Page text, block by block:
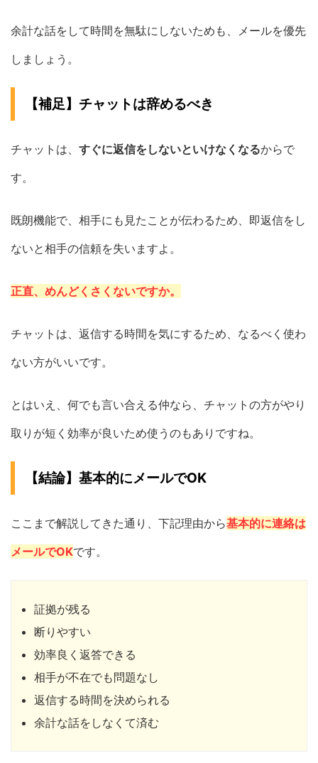
余計な話をして時間を無駄にしないためも、メールを優先
しましょう。
【補足】チャットは辞めるべき
チャットは、 すぐに返信をしないといけなくなるからで
す。
既朗機能で、相手にも見たことが伝わるため、即返信をし
ないと相手の信頼を失いますよ。
正直、めんどくさくないですか。
チャットは、返信する時間を気にするため、なるべく使わ
ない方がいいです。
とはいえ、何でも言い合える仲なら、チャットの方がやり
取りが短く効率が良いため使うのもありですね。
【結論】基本的にメールでOK
ここまで解説してきた通り、下記理由から基本的に連絡は
メールでOKです。
証拠が残る
断りやすい
効率良く返答できる
相手が不在でも問題なし
返信する時間を決められる
余計な話をしなくて済む